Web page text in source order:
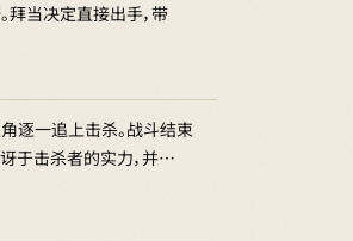
当决定直接出手，带
逐一追上击杀。战斗结束
于击杀者的实力，并…